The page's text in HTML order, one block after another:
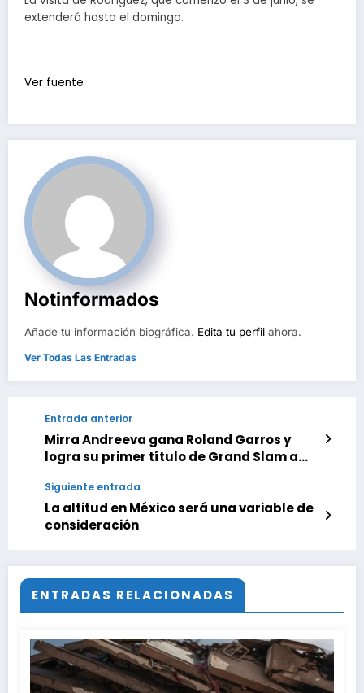
extenderá hasta el domingo.
Ver fuente
Notinformados
Añade tu información biográfica. Edita tu perfil ahora.
Ver Todas Las Entradas
Entrada anterior
Mirra Andreeva gana Roland Garros y
logra su primer título de Grand Slam a
Siguiente entrada
La altitud en México será una variable de
consideración
ENTRADAS RELACIONADAS